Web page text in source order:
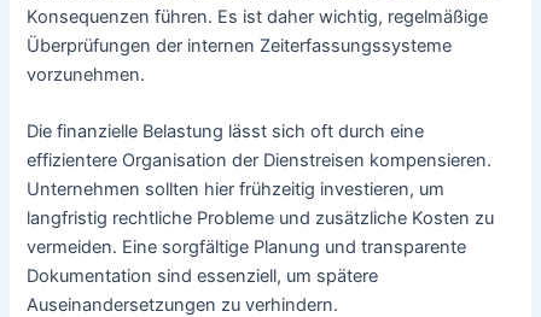
Konsequenzen führen. Es ist daher wichtig, regelmäßige
Überprüfungen der internen Zeiterfassungssysteme
vorzunehmen.
Die finanzielle Belastung lässt sich oft durch eine
effizientere Organisation der Dienstreisen kompensieren.
Unternehmen sollten hier frühzeitig investieren, um
langfristig rechtliche Probleme und zusätzliche Kosten zu
vermeiden. Eine sorgfältige Planung und transparente
Dokumentation sind essenziell, um spätere
Auseinandersetzungen zu verhindern.